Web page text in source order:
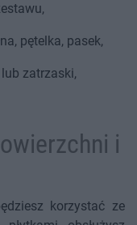
pętelka, pasek,
zatrzaski,
i
korzystać ze